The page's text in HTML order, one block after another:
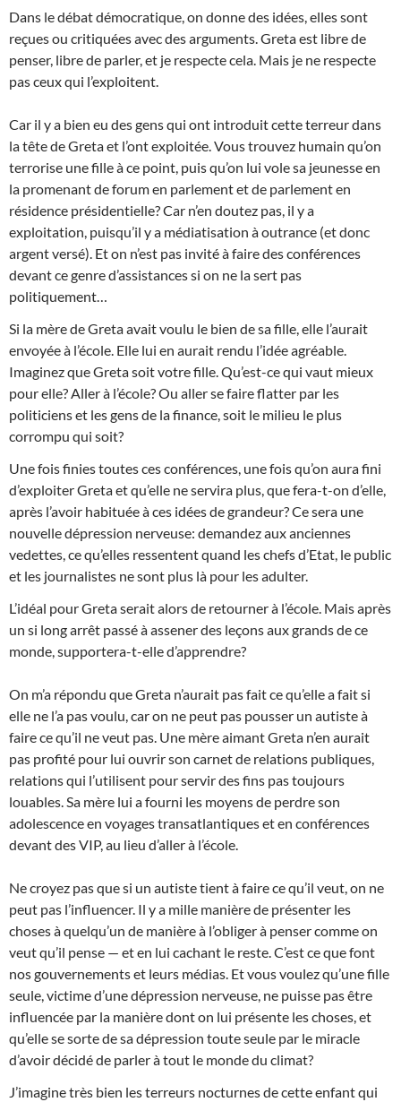
Dans le débat démocratique, on donne des idées, elles sont
reçues ou critiquées avec des arguments. Greta est libre de
penser, libre de parler, et je respecte cela. Mais je ne respecte
pas ceux qui l’exploitent.
Car il y a bien eu des gens qui ont introduit cette terreur dans
la tête de Greta et l’ont exploitée. Vous trouvez humain qu’on
terrorise une fille à ce point, puis qu’on lui vole sa jeunesse en
la promenant de forum en parlement et de parlement en
résidence présidentielle? Car n’en doutez pas, il y a
exploitation, puisqu’il y a médiatisation à outrance (et donc
argent versé). Et on n’est pas invité à faire des conférences
devant ce genre d’assistances si on ne la sert pas
politiquement…
Si la mère de Greta avait voulu le bien de sa fille, elle l’aurait
envoyée à l’école. Elle lui en aurait rendu l’idée agréable.
Imaginez que Greta soit votre fille. Qu’est-ce qui vaut mieux
pour elle? Aller à l’école? Ou aller se faire flatter par les
politiciens et les gens de la finance, soit le milieu le plus
corrompu qui soit?
Une fois finies toutes ces conférences, une fois qu’on aura fini
d’exploiter Greta et qu’elle ne servira plus, que fera-t-on d’elle,
après l’avoir habituée à ces idées de grandeur? Ce sera une
nouvelle dépression nerveuse: demandez aux anciennes
vedettes, ce qu’elles ressentent quand les chefs d’Etat, le public
et les journalistes ne sont plus là pour les adulter.
L’idéal pour Greta serait alors de retourner à l’école. Mais après
un si long arrêt passé à assener des leçons aux grands de ce
monde, supportera-t-elle d’apprendre?
On m’a répondu que Greta n’aurait pas fait ce qu’elle a fait si
elle ne l’a pas voulu, car on ne peut pas pousser un autiste à
faire ce qu’il ne veut pas. Une mère aimant Greta n’en aurait
pas profité pour lui ouvrir son carnet de relations publiques,
relations qui l’utilisent pour servir des fins pas toujours
louables. Sa mère lui a fourni les moyens de perdre son
adolescence en voyages transatlantiques et en conférences
devant des VIP, au lieu d’aller à l’école.
Ne croyez pas que si un autiste tient à faire ce qu’il veut, on ne
peut pas l’influencer. Il y a mille manière de présenter les
choses à quelqu’un de manière à l’obliger à penser comme on
veut qu’il pense — et en lui cachant le reste. C’est ce que font
nos gouvernements et leurs médias. Et vous voulez qu’une fille
seule, victime d’une dépression nerveuse, ne puisse pas être
influencée par la manière dont on lui présente les choses, et
qu’elle se sorte de sa dépression toute seule par le miracle
d’avoir décidé de parler à tout le monde du climat?
J’imagine très bien les terreurs nocturnes de cette enfant qui